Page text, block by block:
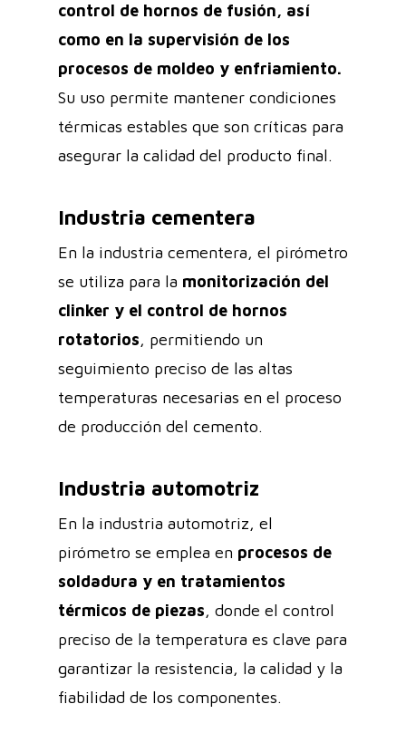
control de hornos de fusión, así
como en la supervisión de los
procesos de moldeo y enfriamiento.
Su uso permite mantener condiciones
térmicas estables que son críticas para
asegurar la calidad del producto final.
Industria cementera
En la industria cementera, el pirómetro
se utiliza para la monitorización del
clinker y el control de hornos
rotatorios, permitiendo un
seguimiento preciso de las altas
temperaturas necesarias en el proceso
de producción del cemento.
Industria automotriz
En la industria automotriz, el
pirómetro se emplea en procesos de
soldadura y en tratamientos
térmicos de piezas, donde el control
preciso de la temperatura es clave para
garantizar la resistencia, la calidad y la
fiabilidad de los componentes.